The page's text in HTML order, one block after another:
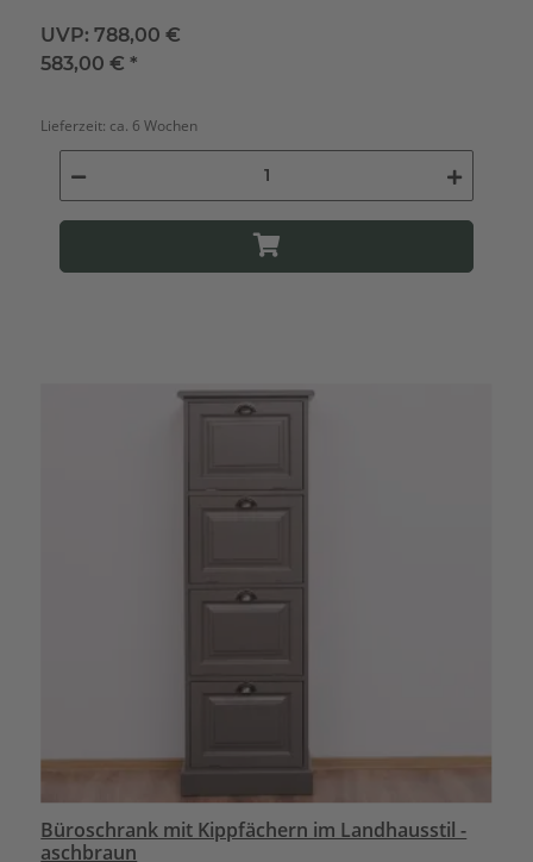
UVP: 788,00 €
583,00 €*
Lieferzeit: ca. 6 Wochen
Büroschrank mit Kippfächern im Landhausstil -
aschbraun